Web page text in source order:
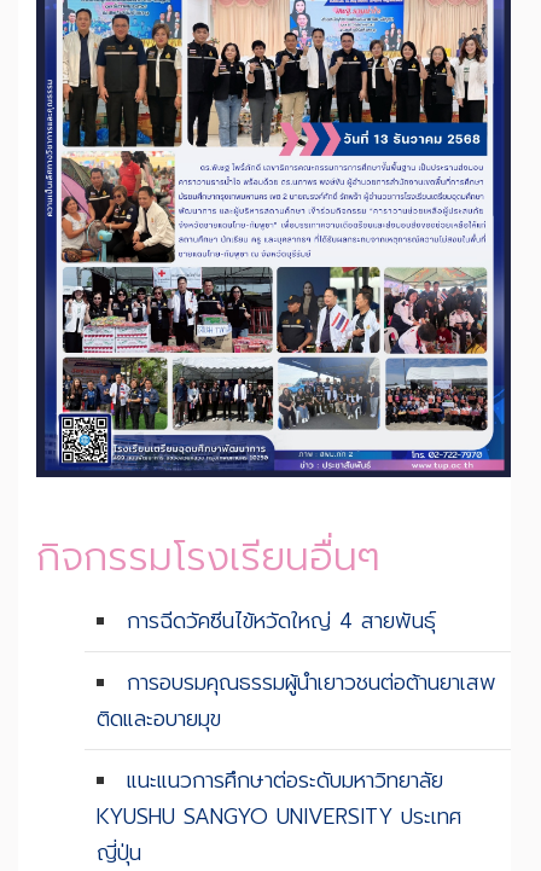
กิจกรรมโรงเรียนอื่นๆ
การฉีดวัคซีนไข้หวัดใหญ่ 4 สายพันธุ์
การอบรมคุณธรรมผู้นำเยาวชนต่อต้านยาเสพ
ติดและอบายมุข
แนะแนวการศึกษาต่อระดับมหาวิทยาลัย
KYUSHU SANGYO UNIVERSITY ประเทศ
ญี่ปุ่น